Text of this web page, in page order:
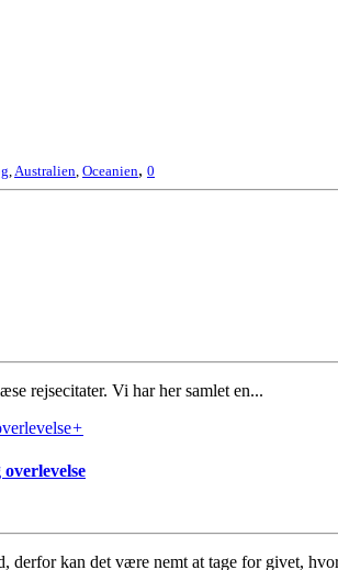
,Australien, Oceanien, 0
rejsecitater. Vi har her samlet en...
+
derfor kan det være nemt at tage for givet,